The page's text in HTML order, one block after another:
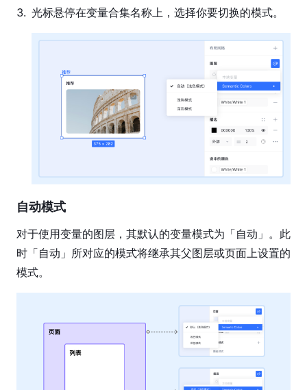
3. 光标悬停在变量合集名称上，选择你要切换的模式。
自动模式
对于使用变量的图层，其默认的变量模式为「自动」。此
时「自动」所对应的模式将继承其父图层或页面上设置的